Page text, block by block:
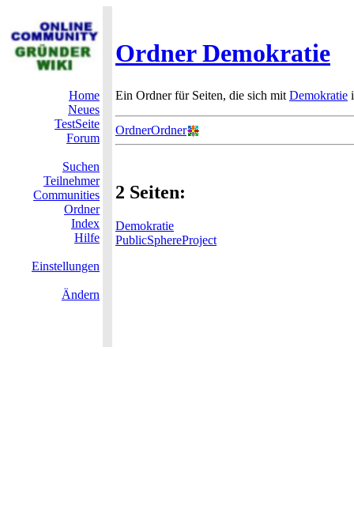
Ordner Demokratie
Home
Neues
TestSeite
Forum
Suchen
Teilnehmer
Communities
Ordner
Index
Hilfe
Einstellungen
Ändern
Ein Ordner für Seiten, die sich mit Demokratie
OrdnerOrdner
2 Seiten:
Demokratie
PublicSphereProject